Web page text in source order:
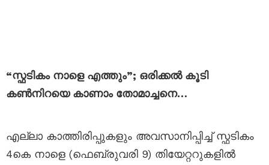
“സ്ഫടികം നാളെ എത്തും”; ഒരിക്കൽ കൂടി
കൺനിറയെ കാണാം തോമാച്ചനെ…
എല്ലാ കാത്തിരിപ്പുകളും അവസാനിപ്പിച്ച് സ്ഫടികം
4കെ നാളെ (ഫെബ്രുവരി 9) തിയേറ്ററുകളിൽ